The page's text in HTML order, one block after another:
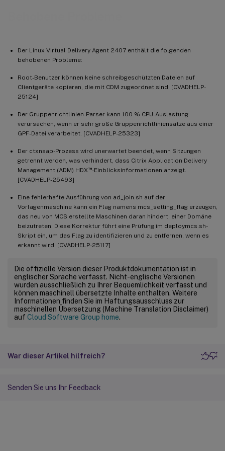
Der Linux Virtual Delivery Agent 2407 enthält die folgenden
behobenen Probleme:
Root-Benutzer können keine schreibgeschützten Dateien auf
Clientgeräte kopieren, die mit CDM zugeordnet sind. [CVADHELP-
25124]
Der Gruppenrichtlinien-Parser kann 100 % CPU-Auslastung
verursachen, wenn er sehr große Gruppenrichtliniensätze aus einer
GPF-Datei verarbeitet. [CVADHELP-25323]
Der ctxnsap-Prozess wird unerwartet beendet, wenn Sitzungen
getrennt werden, was verhindert, dass Citrix Application Delivery
Management (ADM) HDX ™-Einblicksinformationen anzeigt.
[CVADHELP-25493]
Eine fehlerhafte Ausführung von ad_join.sh auf der
Vorlagenmaschine kann ein Flag namens mcs_setting_flag erzeugen,
das neu von MCS erstellte Maschinen daran hindert, einer Domäne
beizutreten. Diese Korrektur führt eine Prüfung im deploymcs.sh-
Skript ein, um das Flag zu identifizieren und zu entfernen, wenn es
erkannt wird. [CVADHELP-25117]
Die offizielle Version dieser Produktdokumentation ist in
englischer Sprache verfasst. Nicht-englische Versionen
wurden ausschließlich zu Ihrer Bequemlichkeit verfasst und
können maschinell übersetzte Inhalte enthalten. Weitere
Informationen finden Sie im Haftungsausschluss zur
maschinellen Übersetzung (Machine Translation Disclaimer)
auf Cloud Software Group home.
War dieser Artikel hilfreich?
Senden Sie uns Ihr Feedback